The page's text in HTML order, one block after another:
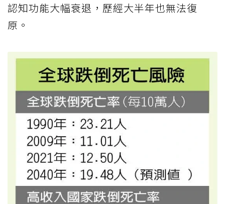
認知功能大幅衰退，歷經大半年也無法復
原。